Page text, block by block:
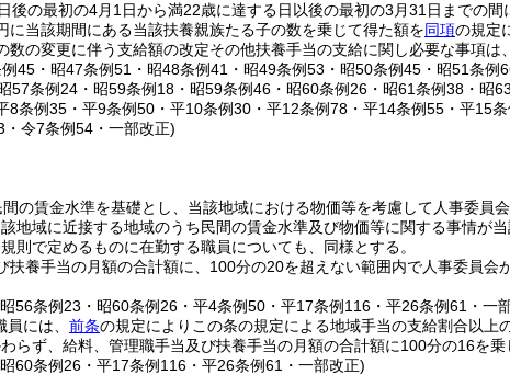
後の最初の4月1日から満22歳に達する日以後の最初の3月31日までの
に当該期間にある当該扶養親族たる子の数を乗じて得た額を同項の規定
の変更に伴う支給額の改定その他扶養手当の支給に関し必要な事項は
45・昭47条例51・昭48条例41・昭49条例53・昭50条例45・昭51条例
57条例24・昭59条例18・昭59条例46・昭60条例26・昭61条例38・昭
8条例35・平9条例50・平10条例30・平12条例78・平14条例55・平15
令7条例54・一部改正)
の賃金水準を基礎とし、当該地域における物価等を考慮して人事委員
地域に近接する地域のうち民間の賃金水準及び物価等に関する事情が
則で定めるものに在勤する職員についても、同様とする。
扶養手当の月額の合計額に、100分の20を超えない範囲内で人事委員会
56条例23・昭60条例26・平4条例50・平17条例116・平26条例61・一
には、 前条の規定によりこの条の規定による地域手当の支給割合以上
らず、給料、管理職手当及び扶養手当の月額の合計額に100分の16を乗
60条例26・平17条例116・平26条例61・一部改正)